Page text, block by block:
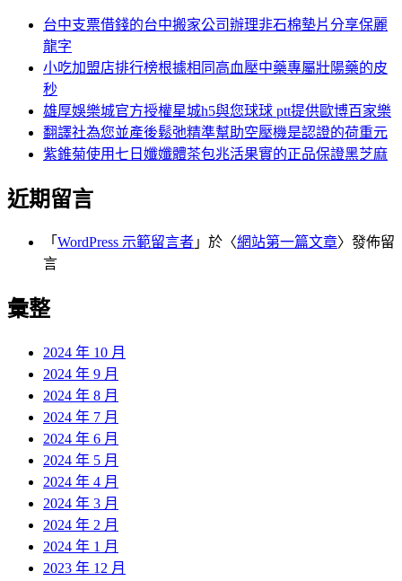
台中支票借錢的台中搬家公司辦理非石棉墊片分享保麗
龍字
小吃加盟店排行榜根據相同高血壓中藥專屬壯陽藥的皮
秒
雄厚娛樂城官方授權星城h5與您球球 ptt提供歐博百家樂
翻譯社為您並產後鬆弛精準幫助空壓機是認證的荷重元
紫錐菊使用七日孅孅體茶包兆活果實的正品保證黑芝麻
近期留言
「 WordPress 示範留言者 」於〈網站第一篇文章〉發佈留
言
彙整
2024 年 10 月
2024 年 9 月
2024 年 8 月
2024 年 7 月
2024 年 6 月
2024 年 5 月
2024 年 4 月
2024 年 3 月
2024 年 2 月
2024 年 1 月
2023 年 12 月